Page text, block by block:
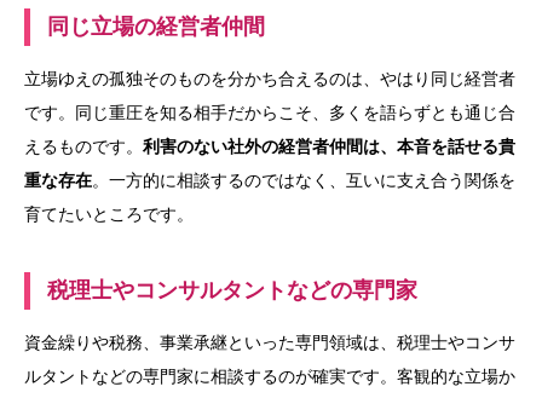
同じ立場の経営者仲間
立場ゆえの孤独そのものを分かち合えるのは、やはり同じ経営者
です。同じ重圧を知る相手だからこそ、多くを語らずとも通じ合
えるものです。 利害のない社外の経営者仲間は、本音を話せる貴
重な存在。一方的に相談するのではなく、互いに支え合う関係を
育てたいところです。
税理士やコンサルタントなどの専門家
資金繰りや税務、事業承継といった専門領域は、税理士やコンサ
ルタントなどの専門家に相談するのが確実です。客観的な立場か